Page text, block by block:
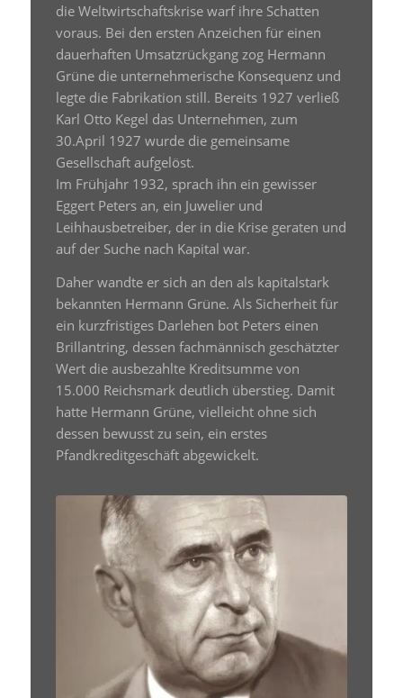
die Weltwirtschaftskrise warf ihre Schatten
voraus. Bei den ersten Anzeichen für einen
dauerhaften Umsatzrückgang zog Hermann
Grüne die unternehmerische Konsequenz und
legte die Fabrikation still. Bereits 1927 verließ
Karl Otto Kegel das Unternehmen, zum
30.April 1927 wurde die gemeinsame
Gesellschaft aufgelöst.
Im Frühjahr 1932, sprach ihn ein gewisser
Eggert Peters an, ein Juwelier und
Leihhausbetreiber, der in die Krise geraten und
auf der Suche nach Kapital war.
Daher wandte er sich an den als kapitalstark
bekannten Hermann Grüne. Als Sicherheit für
ein kurzfristiges Darlehen bot Peters einen
Brillantring, dessen fachmännisch geschätzter
Wert die ausbezahlte Kreditsumme von
15.000 Reichsmark deutlich überstieg. Damit
hatte Hermann Grüne, vielleicht ohne sich
dessen bewusst zu sein, ein erstes
Pfandkreditgeschäft abgewickelt.